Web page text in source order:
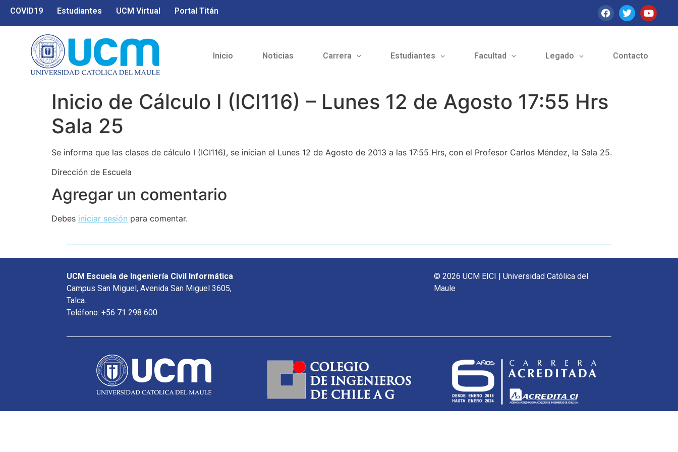
COVID19 Estudiantes UCM Virtual Portal Titán
Inicio Noticias Carrera Estudiantes Facultad Legado Contacto
Inicio de Cálculo I (ICI116) – Lunes 12 de Agosto 17:55 Hrs
Sala 25
Se informa que las clases de cálculo I (ICI116), se inician el Lunes 12 de Agosto de 2013 a las 17:55 Hrs, con el Profesor Carlos Méndez, la Sala 25.
Dirección de Escuela
Agregar un comentario
Debes iniciar sesión para comentar.
UCM Escuela de Ingeniería Civil Informática
Campus San Miguel, Avenida San Miguel 3605,
Talca.
Teléfono: +56 71 298 600
© 2026 UCM EICI | Universidad Católica del
Maule